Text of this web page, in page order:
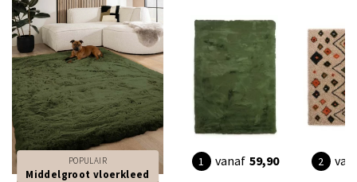
POPULAIR
Middelgroot vloerkleed
vanaf 59,90